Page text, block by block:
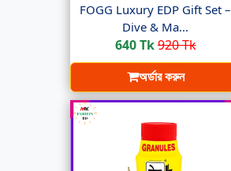
FOGG Luxury EDP Gift Set –
Dive & Ma...
640 Tk920 Tk
অর্ডার করুন